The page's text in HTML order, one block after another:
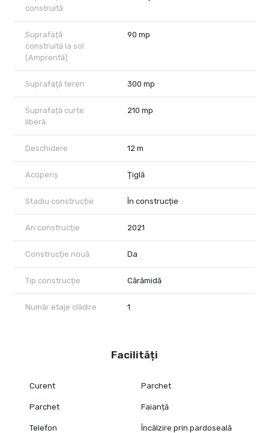
construită
Suprafață
construită la sol
(Amprentă)
90 mp
Suprafață teren 300 mp
Suprafață curte
liberă
210 mp
Deschidere 12 m
Acoperiș Țiglă
Stadiu construcție În construcție
An construcție 2021
Construcție nouă Da
Tip construcție Cărămidă
Număr etaje clădire 1
Facilități
Curent Parchet
Parchet Faianță
Telefon Încălzire prin pardoseală